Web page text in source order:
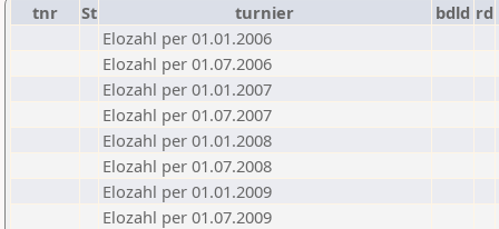
tnr St turnier bdld rd
Elozahl per 01.01.2006
Elozahl per 01.07.2006
Elozahl per 01.01.2007
Elozahl per 01.07.2007
Elozahl per 01.01.2008
Elozahl per 01.07.2008
Elozahl per 01.01.2009
Elozahl per 01.07.2009